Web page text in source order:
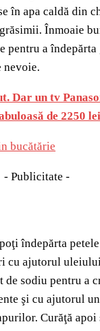
în apa caldă din
Înmoaie
a îndepărta
nevoie.
Dar un tv
de 2250
- Publicitate -
îndepărta
ajutorul
sodiu pentru a
şi cu ajutorul
Curăţă